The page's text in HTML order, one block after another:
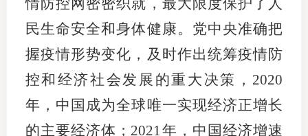
情防控网密密织就，最大限度保护了人
民生命安全和身体健康。党中央准确把
握疫情形势变化，及时作出统筹疫情防
控和经济社会发展的重大决策，2020
年，中国成为全球唯一实现经济正增长
的主要经济体；2021年，中国经济增速